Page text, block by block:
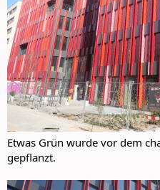
Etwas Grün wurde vor dem
gepflanzt.